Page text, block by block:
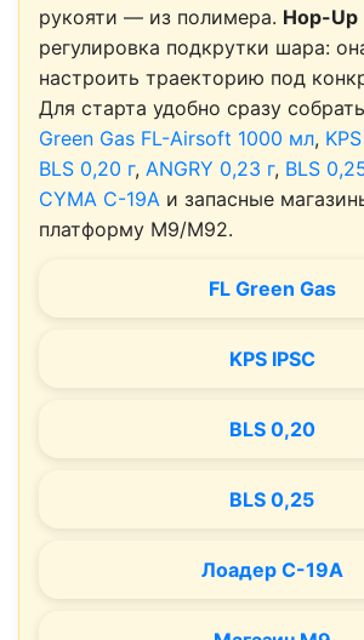
рукояти — из полимера. Hop-Up
регулировка подкрутки шара:
настроить траекторию под
Для старта удобно сразу
Green Gas FL-Airsoft 1000 мл,
BLS 0,20 г, ANGRY 0,23 г, BLS
CYMA C-19A и запасные
платформу M9/M92.
FL Green Gas
KPS IPSC
BLS 0,20
BLS 0,25
Лоадер C-19A